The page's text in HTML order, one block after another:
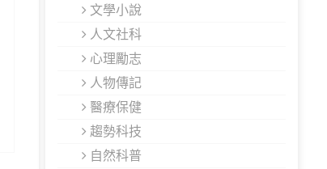
文學小說
人文社科
心理勵志
人物傳記
醫療保健
趨勢科技
自然科普